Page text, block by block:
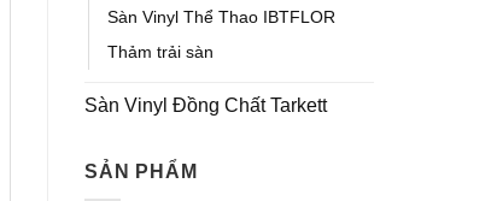
Sàn Vinyl Thể Thao IBTFLOR
Thảm trải sàn
Sàn Vinyl Đồng Chất Tarkett
SẢN PHẨM